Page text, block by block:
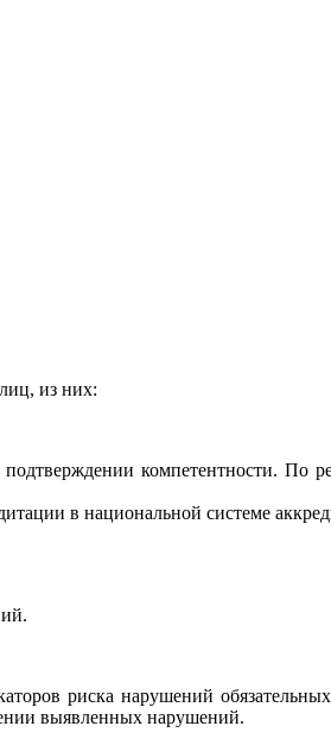
из них:
компетентности. По
в национальной системе
риска нарушений
выявленных нарушений.